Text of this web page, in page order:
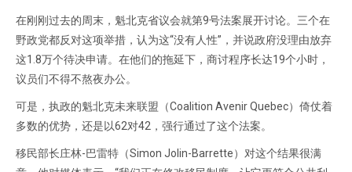
在刚刚过去的周末，魁北克省议会就第9号法案展开讨论。三个在
野政党都反对这项举措，认为这“没有人性”，并说政府没理由放弃
这1.8万个待决申请。在他们的拖延下，商讨程序长达19个小时，
议员们不得不熬夜办公。
可是，执政的魁北克未来联盟（Coalition Avenir Quebec）倚仗着
多数的优势，还是以62对42，强行通过了这个法案。
移民部长庄林-巴雷特（Simon Jolin-Barrette）对这个结果很满